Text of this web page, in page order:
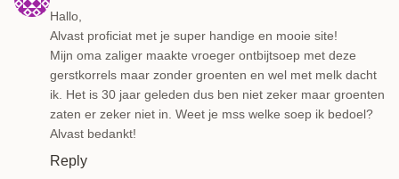
Hallo,
Alvast proficiat met je super handige en mooie site!
Mijn oma zaliger maakte vroeger ontbijtsoep met deze
gerstkorrels maar zonder groenten en wel met melk dacht
ik. Het is 30 jaar geleden dus ben niet zeker maar groenten
zaten er zeker niet in. Weet je mss welke soep ik bedoel?
Alvast bedankt!
Reply